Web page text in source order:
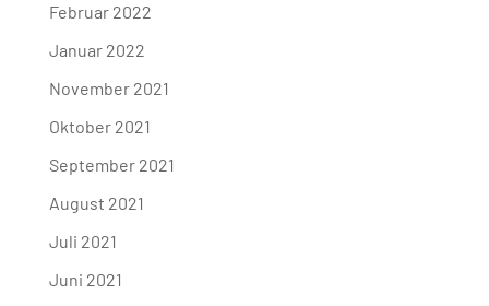
Februar 2022
Januar 2022
November 2021
Oktober 2021
September 2021
August 2021
Juli 2021
Juni 2021